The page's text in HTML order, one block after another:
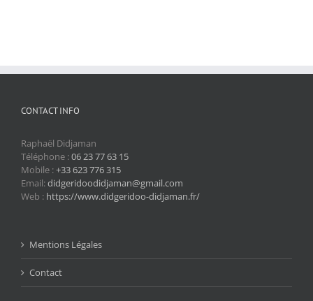
CONTACT INFO
Raphaël Didjaman
Téléphone :06 23 77 63 15
Mobile :+33 623 776 315
Email:didgeridoodidjaman@gmail.com
Web : https://www.didgeridoo-didjaman.fr/
Mentions Légales
Contact